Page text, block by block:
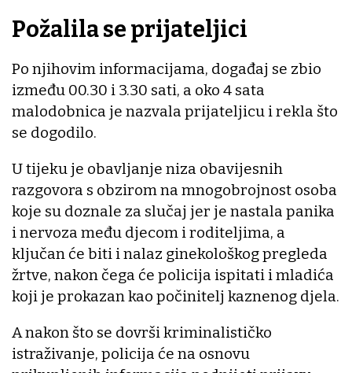
Požalila se prijateljici
Po njihovim informacijama, događaj se zbio
između 00.30 i 3.30 sati, a oko 4 sata
malodobnica je nazvala prijateljicu i rekla što
se dogodilo.
U tijeku je obavljanje niza obavijesnih
razgovora s obzirom na mnogobrojnost osoba
koje su doznale za slučaj jer je nastala panika
i nervoza među djecom i roditeljima, a
ključan će biti i nalaz ginekološkog pregleda
žrtve, nakon čega će policija ispitati i mladića
koji je prokazan kao počinitelj kaznenog djela.
A nakon što se dovrši kriminalističko
istraživanje, policija će na osnovu